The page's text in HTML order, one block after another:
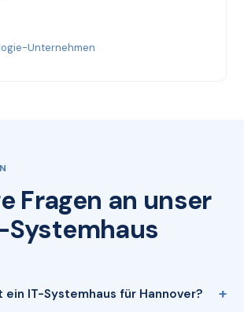
Unternehmen
Fragen an unser
Systemhaus
ein IT-Systemhaus für Hannover?